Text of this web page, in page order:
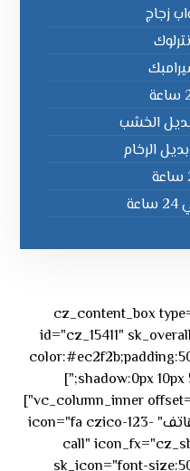
زجاج
الخشب
الرخام
[vc_row][vc_column][cz_content_box
id="cz_15411"
shadow:0px 10px 50px rgba(236,47,43,0.3);"]
[vc_row_inner][vc_column_inner offset="vc_col-md-4"]
[cz_service_box title="رقم الهاتف" icon="fa czico-123-
call"